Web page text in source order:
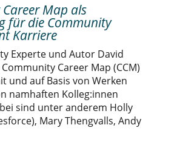
Map als
für die Community
Karriere
Experte und Autor David
Career Map (CCM)
und auf Basis von Werken
namhaften Kolleg:innen
sind unter anderem Holly
Mary Thengvalls, Andy